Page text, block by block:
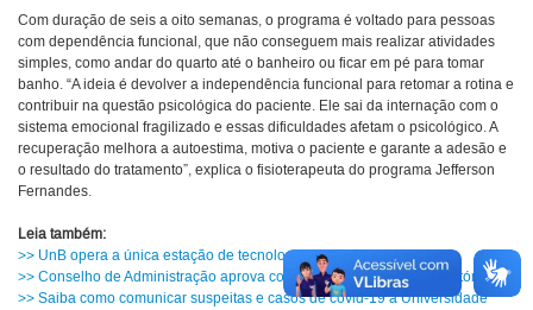
Com duração de seis a oito semanas, o programa é voltado para pessoas
com dependência funcional, que não conseguem mais realizar atividades
simples, como andar do quarto até o banheiro ou ficar em pé para tomar
banho. “A ideia é devolver a independência funcional para retomar a rotina e
contribuir na questão psicológica do paciente. Ele sai da internação com o
sistema emocional fragilizado e essas dificuldades afetam o psicológico. A
recuperação melhora a autoestima, motiva o paciente e garante a adesão e
o resultado do tratamento”, explica o fisioterapeuta do programa Jefferson
Fernandes.
Leia também:
>> UnB opera a única estação de tecnologia infrassom do país
>> Conselho de Administração aprova cotas em estágios não obrigatórios
>> Saiba como comunicar suspeitas e casos de covid-19 à Universidade